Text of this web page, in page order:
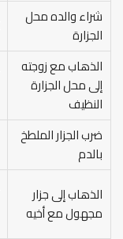
شراء والده محل
الجزارة
الذهاب مع زوجته
إلى محل الجزارة
النظيف
ضرب الجزار الملطخ
بالدم
الذهاب إلى جزار
مجهول مع أخيه